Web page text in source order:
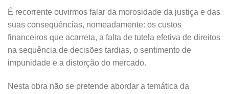
É recorrente ouvirmos falar da morosidade da justiça e das
suas consequências, nomeadamente: os custos
financeiros que acarreta, a falta de tutela efetiva de direitos
na sequência de decisões tardias, o sentimento de
impunidade e a distorção do mercado.
Nesta obra não se pretende abordar a temática da